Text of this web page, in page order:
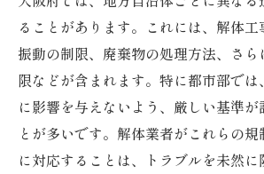
ることがあります。これには、解体
振動の制限、廃棄物の処理方法、さ
限などが含まれます。特に都市部で
に影響を与えないよう、厳しい基準が
とが多いです。解体業者がこれらの
に対応することは、トラブルを未然